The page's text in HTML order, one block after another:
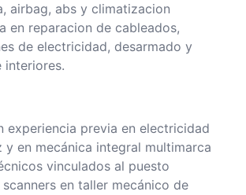
airbag, abs y climatizacion
en reparacion de cableados,
de electricidad, desarmado y
interiores.
experiencia previa en electricidad
y en mecánica integral multimarca
vinculados al puesto
en taller mecánico de